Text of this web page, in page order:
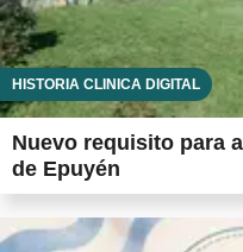
HISTORIA CLÍNICA DIGITAL
Nuevo requisito para
de Epuyén